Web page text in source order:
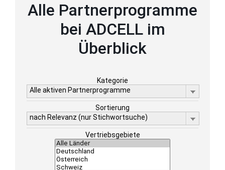
Alle Partnerprogramme
bei ADCELL im
Überblick
Kategorie
Alle aktiven Partnerprogramme
Sortierung
nach Relevanz (nur Stichwortsuche)
Vertriebsgebiete